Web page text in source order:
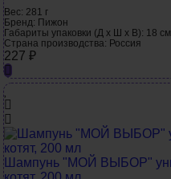
Вес: 281 г
Бренд: Пижон
Габариты упаковки (Д х Ш х В): 18
Страна производства: Россия
227₽
Шампунь "МОЙ ВЫБОР"